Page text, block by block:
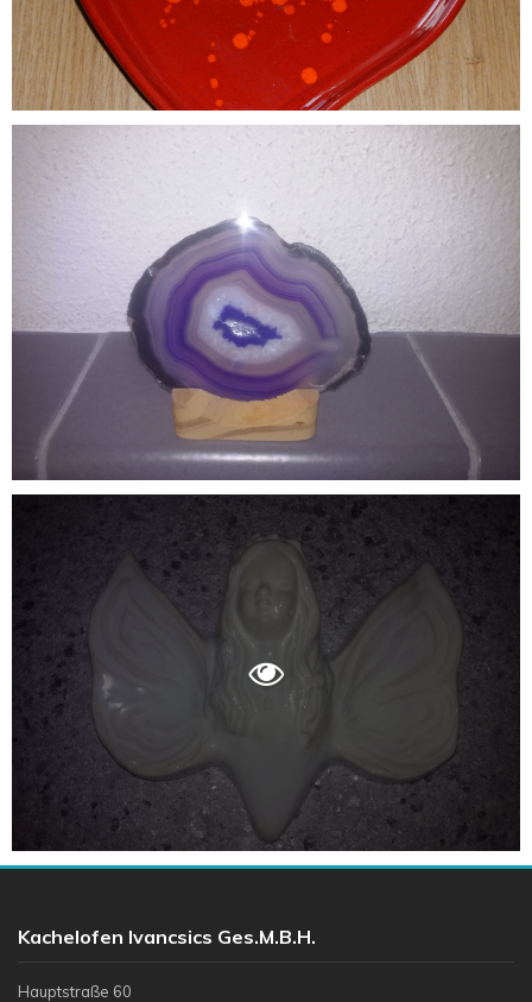
Kachelofen Ivancsics Ges.m.b.H.
Hauptstraße 60